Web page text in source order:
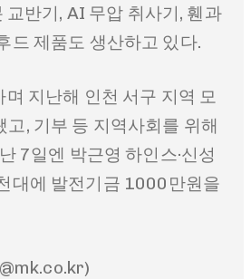
반기, AI 무압 취사기, 휀과
드 제품도 생산하고 있다.
며 지난해 인천 서구 지역 모
고, 기부 등 지역사회를 위해
7일엔 박근영 하인스·신성
대에 발전기금 1000만원을